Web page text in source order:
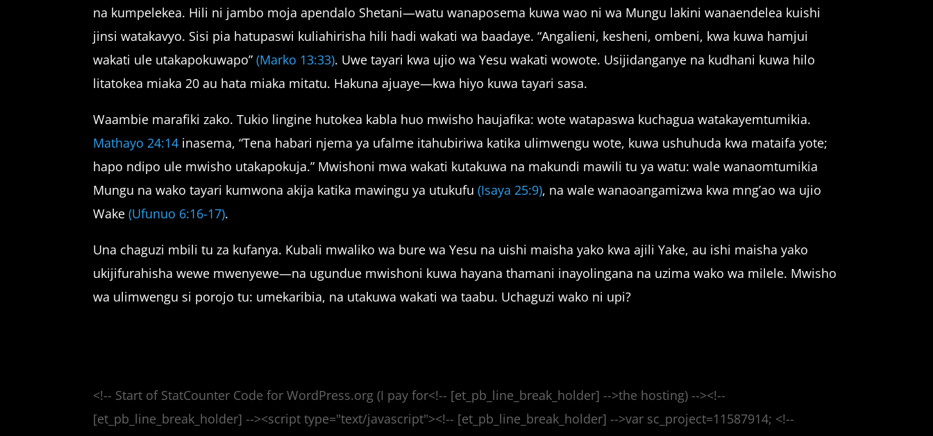
na kumpelekea. Hili ni jambo moja apendalo Shetani—watu wanaposema kuwa wao ni wa Mungu lakini wanaendelea kuishi
jinsi watakavyo. Sisi pia hatupaswi kuliahirisha hili hadi wakati wa baadaye. “Angalieni, kesheni, ombeni, kwa kuwa hamjui
wakati ule utakapokuwapo”(Marko 13:33). Uwe tayari kwa ujio wa Yesu wakati wowote. Usijidanganye na kudhani kuwa hilo
litatokea miaka 20 au hata miaka mitatu. Hakuna ajuaye—kwa hiyo kuwa tayari sasa.
Waambie marafiki zako. Tukio lingine hutokea kabla huo mwisho haujafika: wote watapaswa kuchagua watakayemtumikia.
Mathayo 24:14 inasema, “Tena habari njema ya ufalme itahubiriwa katika ulimwengu wote, kuwa ushuhuda kwa mataifa yote;
hapo ndipo ule mwisho utakapokuja.” Mwishoni mwa wakati kutakuwa na makundi mawili tu ya watu: wale wanaomtumikia
Mungu na wako tayari kumwona akija katika mawingu ya utukufu(Isaya 25:9), na wale wanaoangamizwa kwa mng’ao wa ujio
Wake(Ufunuo 6:16-17).
Una chaguzi mbili tu za kufanya. Kubali mwaliko wa bure wa Yesu na uishi maisha yako kwa ajili Yake, au ishi maisha yako
ukijifurahisha wewe mwenyewe—na ugundue mwishoni kuwa hayana thamani inayolingana na uzima wako wa milele. Mwisho
wa ulimwengu si porojo tu: umekaribia, na utakuwa wakati wa taabu. Uchaguzi wako ni upi?
<!-- Start of StatCounter Code for WordPress.org (I pay for<!-- [et_pb_line_break_holder] -->the hosting) --><!--
[et_pb_line_break_holder] --><script type="text/javascript"><!-- [et_pb_line_break_holder] -->var sc_project=11587914; <!--